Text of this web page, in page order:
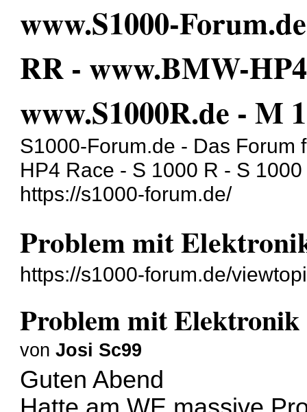
www.S1000-
RR - www.BMW-
www.S1000R.de - M
S1000-Forum.de - Das Forum
HP4 Race - S 1000 R - S
https://s1000-forum.de/
Problem mit
https://s1000-forum.de/
Problem mit Elektronik
vonJosi Sc99
Guten Abend